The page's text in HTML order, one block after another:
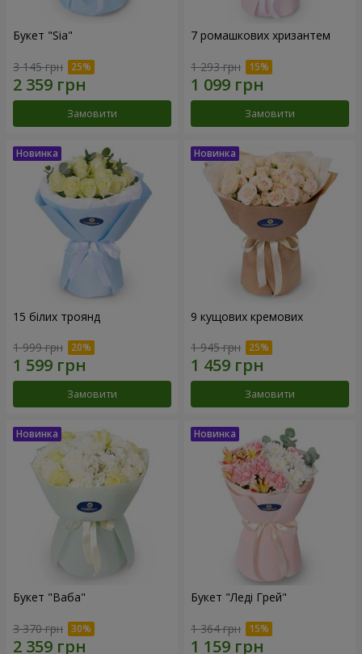
Букет "Sia"
3 145 грн
Замовити
7 ромашкових хризантем
1 293 грн
Замовити
15 білих троянд
1 999 грн
Замовити
9 кущових кремових
1 945 грн
Замовити
Букет "Ваба"
3 370 грн
Букет "Леді Грей"
1 364 грн